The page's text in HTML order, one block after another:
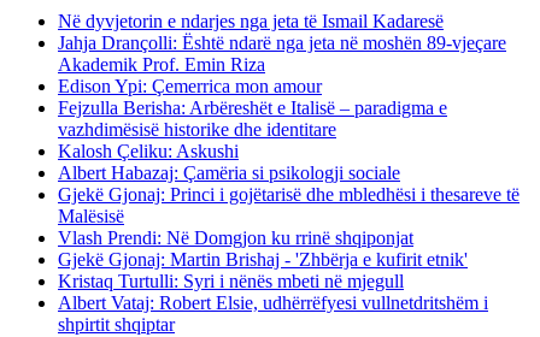
Në dyvjetorin e ndarjes nga jeta të Ismail Kadaresë
Jahja Drançolli: Është ndarë nga jeta në moshën 89-vjeçare
Akademik Prof. Emin Riza
Edison Ypi: Çemerrica mon amour
Fejzulla Berisha: Arbëreshët e Italisë – paradigma e
vazhdimësisë historike dhe identitare
Kalosh Çeliku: Askushi
Albert Habazaj: Çamëria si psikologji sociale
Gjekë Gjonaj: Princi i gojëtarisë dhe mbledhësi i thesareve të
Malësisë
Vlash Prendi: Në Domgjon ku rrinë shqiponjat
Gjekë Gjonaj: Martin Brishaj - 'Zhbërja e kufirit etnik'
Kristaq Turtulli: Syri i nënës mbeti në mjegull
Albert Vataj: Robert Elsie, udhërrëfyesi vullnetdritshëm i
shpirtit shqiptar